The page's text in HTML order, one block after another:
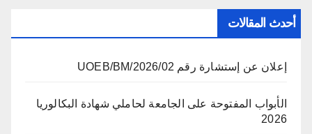
أحدث المقالات
إعلان عن إستشارة رقم 02/UOEB/BM/2026
الأبواب المفتوحة على الجامعة لحاملي شهادة البكالوريا
2026